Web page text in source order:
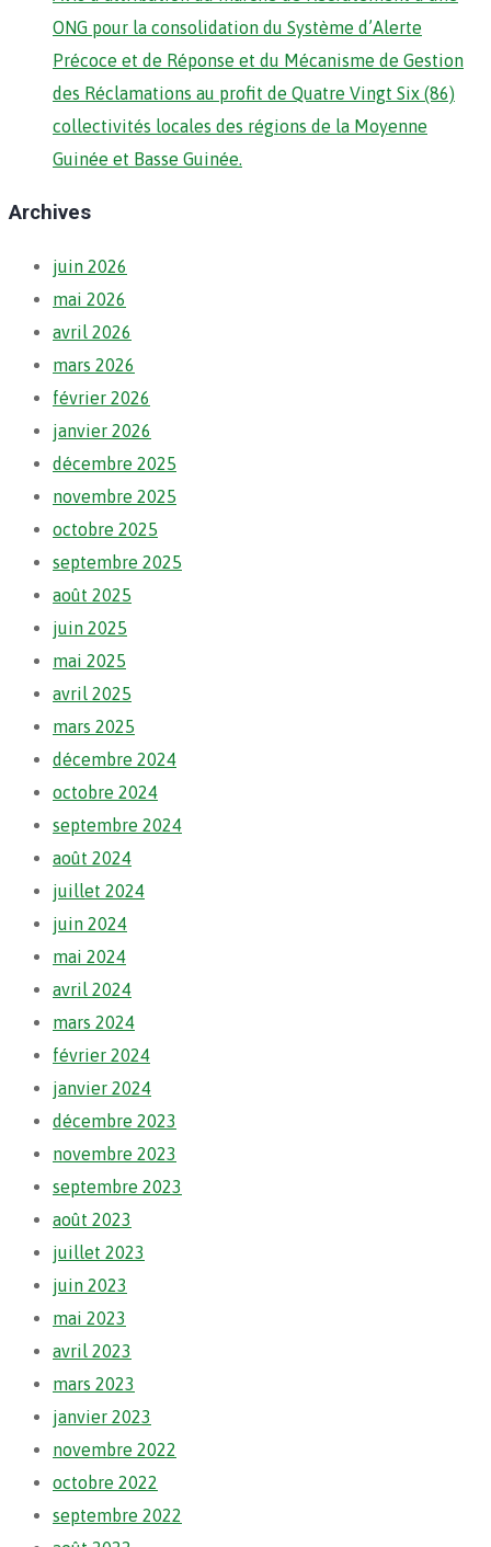
ONG pour la consolidation du Système d’Alerte
Précoce et de Réponse et du Mécanisme de Gestion
des Réclamations au profit de Quatre Vingt Six (86)
collectivités locales des régions de la Moyenne
Guinée et Basse Guinée.
Archives
juin 2026
mai 2026
avril 2026
mars 2026
février 2026
janvier 2026
décembre 2025
novembre 2025
octobre 2025
septembre 2025
août 2025
juin 2025
mai 2025
avril 2025
mars 2025
décembre 2024
octobre 2024
septembre 2024
août 2024
juillet 2024
juin 2024
mai 2024
avril 2024
mars 2024
février 2024
janvier 2024
décembre 2023
novembre 2023
septembre 2023
août 2023
juillet 2023
juin 2023
mai 2023
avril 2023
mars 2023
janvier 2023
novembre 2022
octobre 2022
septembre 2022